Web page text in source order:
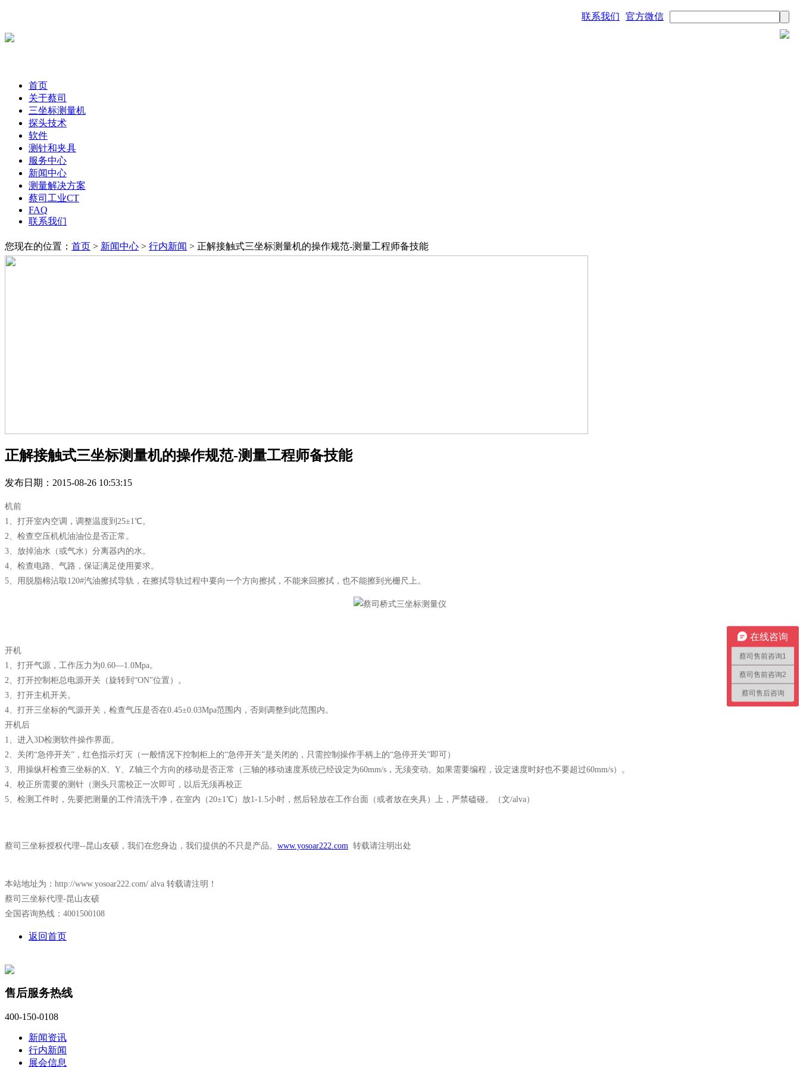
联系我们 官方微信
首页
关于蔡司
三坐标测量机
探头技术
软件
测针和夹具
服务中心
新闻中心
测量解决方案
蔡司工业CT
FAQ
联系我们
您现在的位置： 首页 > 新闻中心 > 行内新闻 > 正解接触式三坐标测量机的操作规范-测量工程师备技能
正解接触式三坐标测量机的操作规范-测量工程师备技能
发布日期：2015-08-26 10:53:15
机前
1、打开室内空调，调整温度到25±1℃。
2、检查空压机机油油位是否正常。
3、放掉油水（或气水）分离器内的水。
4、检查电路、气路，保证满足使用要求。
5、用脱脂棉沾取120#汽油擦拭导轨，在擦拭导轨过程中要向一个方向擦拭，不能来回擦拭，也不能擦到光栅尺上。
开机
1、打开气源，工作压力为0.60—1.0Mpa。
2、打开控制柜总电源开关（旋转到“ON”位置）。
3、打开主机开关。
4、打开三坐标的气源开关，检查气压是否在0.45±0.03Mpa范围内，否则调整到此范围内。
开机后
1、进入3D检测软件操作界面。
2、关闭“急停开关”，红色指示灯灭（一般情况下控制柜上的“急停开关”是关闭的，只需控制操作手柄上的“急停开关”即可）
3、用操纵杆检查三坐标的X、Y、Z轴三个方向的移动是否正常（三轴的移动速度系统已经设定为60mm/s，无须变动。如果需要编程，设定速度时好也不要超过60mm/s）。
4、校正所需要的测针（测头只需校正一次即可，以后无须再校正
5、检测工件时，先要把测量的工件清洗干净，在室内（20±1℃）放1-1.5小时，然后轻放在工作台面（或者放在夹具）上，严禁磕碰。（文/alva）
蔡司三坐标授权代理--昆山友硕，我们在您身边，我们提供的不只是产品。 www.yosoar222.com 转载请注明出处
本站地址为：http://www.yosoar222.com/ alva 转载请注明！
蔡司三坐标代理-昆山友硕
全国咨询热线：4001500108
返回首页
售后服务热线
400-150-0108
新闻资讯
行内新闻
展会信息
在线咨询
蔡司售前咨询1
蔡司售前咨询2
蔡司售后咨询